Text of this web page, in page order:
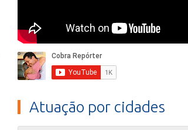
Atuação por cidades